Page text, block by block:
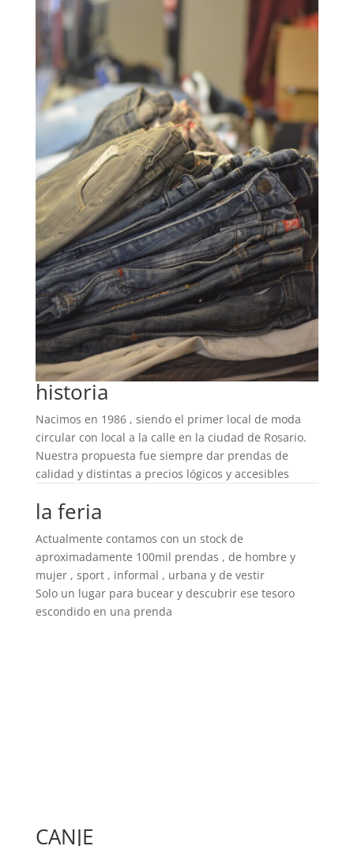
historia
Nacimos en 1986 , siendo el primer local de moda
circular con local a la calle en la ciudad de Rosario.
Nuestra propuesta fue siempre dar prendas de
calidad y distintas a precios lógicos y accesibles
la feria
Actualmente contamos con un stock de
aproximadamente 100mil prendas , de hombre y
mujer , sport , informal , urbana y de vestir
Solo un lugar para bucear y descubrir ese tesoro
escondido en una prenda
CANJE